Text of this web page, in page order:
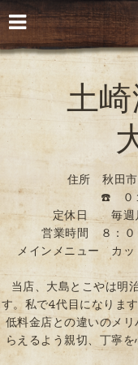
土
住所 秋田
☎️ ０
定休日 毎週月
営業時間 ８：０
メインメニュー カッ
当店、大島とこやは明
す。私で4代目になりま
低料金店との違いのメ
らえるよう親切、丁寧